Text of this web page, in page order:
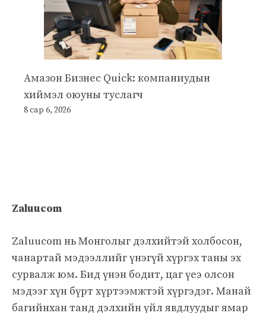
Амазон Бизнес Quick: компаниудын
хиймэл оюуны туслагч
8 сар 6, 2026
Zaluucom
Zaluucom нь Монголыг дэлхийтэй холбосон,
чанартай мэдээллийг үнэгүй хүргэх таны эх
сурвалж юм. Бид үнэн бодит, цаг үеэ олсон
мэдээг хүн бүрт хүртээмжтэй хүргэдэг. Манай
багийнхан танд дэлхийн үйл явдлуудыг ямар